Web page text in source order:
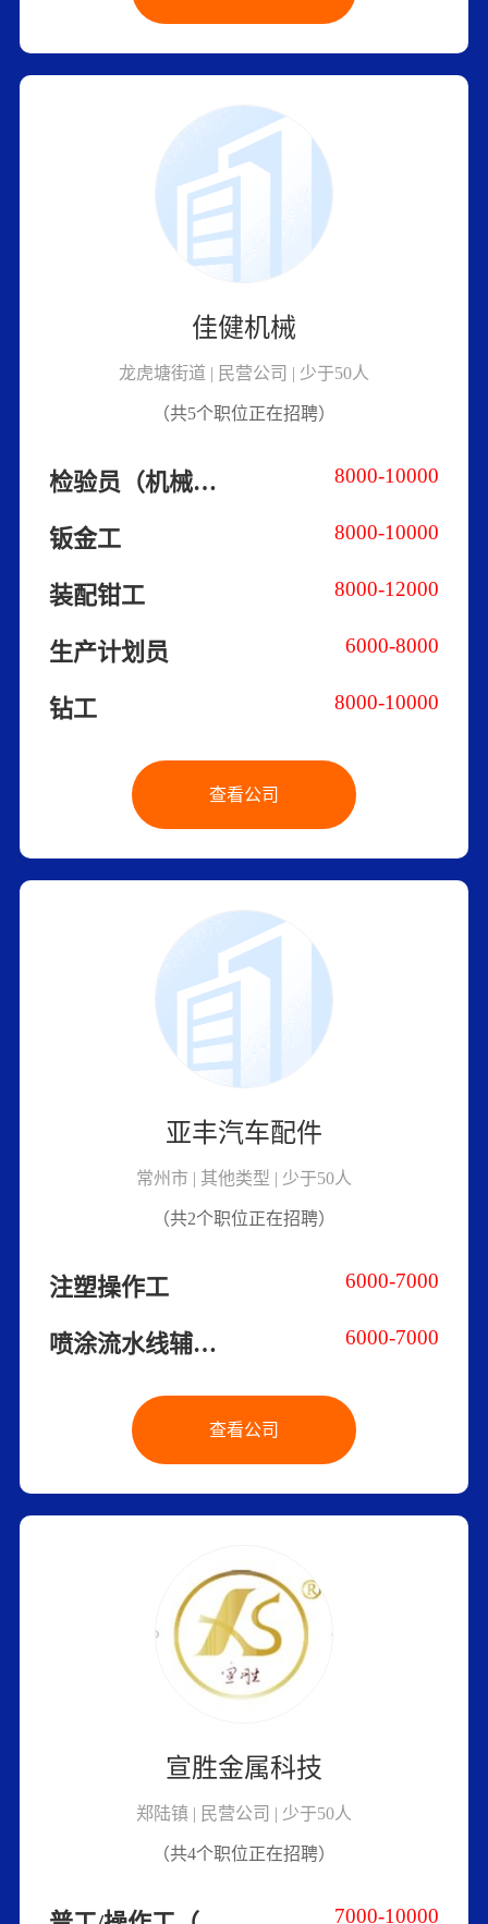
佳健机械
龙虎塘街道 | 民营公司 | 少于50人
（共5个职位正在招聘）
8000-10000
检验员（机械加工/非标机械）
8000-10000
钣金工
8000-12000
装配钳工
6000-8000
生产计划员
8000-10000
钻工
查看公司
亚丰汽车配件
常州市 | 其他类型 | 少于50人
（共2个职位正在招聘）
6000-7000
注塑操作工
6000-7000
喷涂流水线辅助工
查看公司
宣胜金属科技
郑陆镇 | 民营公司 | 少于50人
（共4个职位正在招聘）
7000-10000